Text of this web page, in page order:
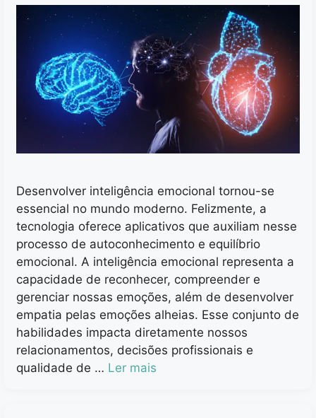
Desenvolver inteligência emocional tornou-se
essencial no mundo moderno. Felizmente, a
tecnologia oferece aplicativos que auxiliam nesse
processo de autoconhecimento e equilíbrio
emocional. A inteligência emocional representa a
capacidade de reconhecer, compreender e
gerenciar nossas emoções, além de desenvolver
empatia pelas emoções alheias. Esse conjunto de
habilidades impacta diretamente nossos
relacionamentos, decisões profissionais e
qualidade de … Ler mais